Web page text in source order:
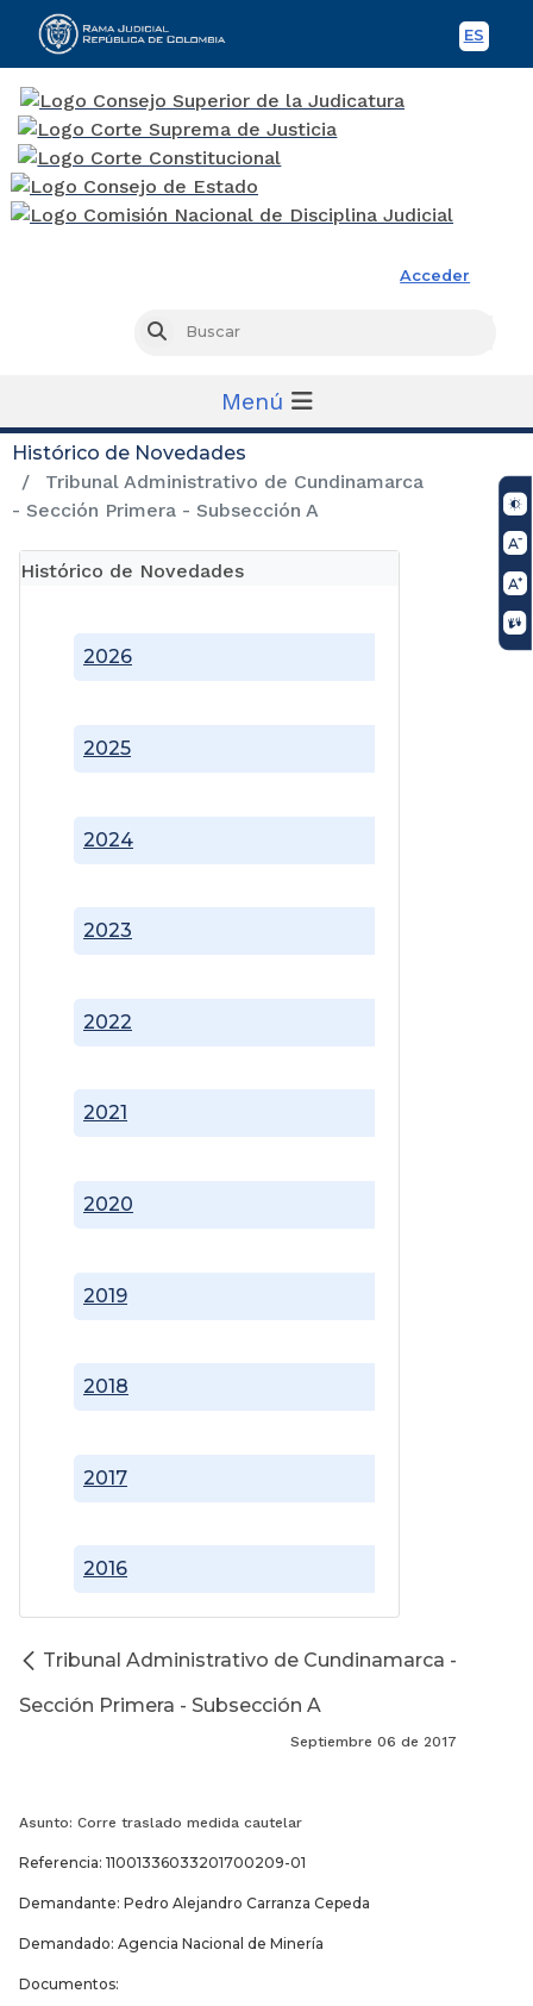
ES
Acceder
Buscar
Menú
Histórico de Novedades
Tribunal Administrativo de Cundinamarca
- Sección Primera - Subsección A
Histórico de Novedades
2016
2017
2018
2019
2020
2021
2022
2023
2024
2025
2026
Tribunal Administrativo de Cundinamarca -
Sección Primera - Subsección A
Septiembre 06 de 2017
Asunto: Corre traslado medida cautelar
Referencia: 11001336033201700209-01
Demandante: Pedro Alejandro Carranza Cepeda
Demandado: Agencia Nacional de Minería
Documentos: